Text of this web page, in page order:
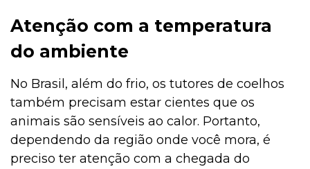
Atenção com a temperatura
do ambiente
No Brasil, além do frio, os tutores de coelhos
também precisam estar cientes que os
animais são sensíveis ao calor. Portanto,
dependendo da região onde você mora, é
preciso ter atenção com a chegada do